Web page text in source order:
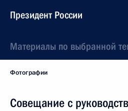
Президент России
Материалы по выбранной
Фотографии
Совещание с